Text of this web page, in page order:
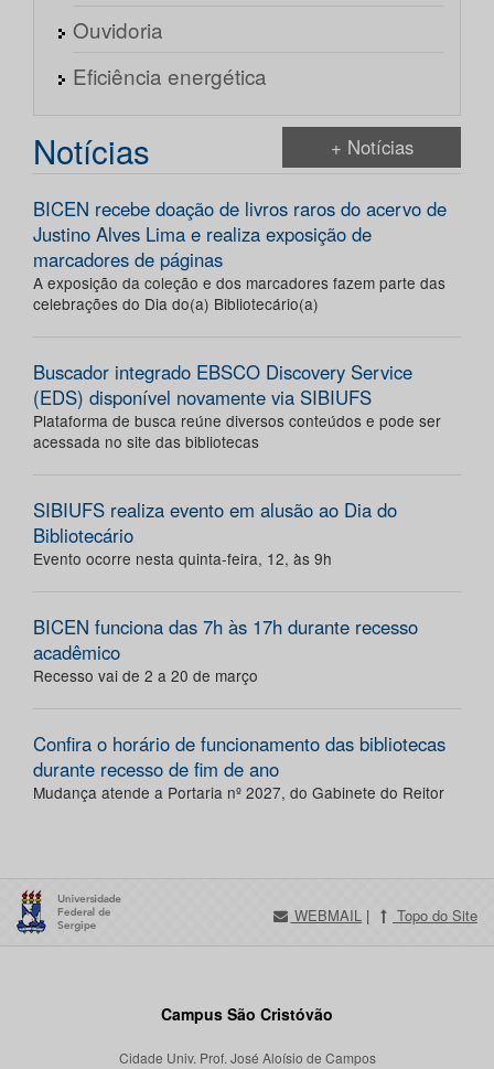
Ouvidoria
Eficiência energética
Notícias + Notícias
BICEN recebe doação de livros raros do acervo de
Justino Alves Lima e realiza exposição de
marcadores de páginas
A exposição da coleção e dos marcadores fazem parte das
celebrações do Dia do(a) Bibliotecário(a)
Buscador integrado EBSCO Discovery Service
(EDS) disponível novamente via SIBIUFS
Plataforma de busca reúne diversos conteúdos e pode ser
acessada no site das bibliotecas
SIBIUFS realiza evento em alusão ao Dia do
Bibliotecário
Evento ocorre nesta quinta-feira, 12, às 9h
BICEN funciona das 7h às 17h durante recesso
acadêmico
Recesso vai de 2 a 20 de março
Confira o horário de funcionamento das bibliotecas
durante recesso de fim de ano
Mudança atende a Portaria nº 2027, do Gabinete do Reitor
WEBMAIL | Topo do Site
Campus São Cristóvão
Cidade Univ. Prof. José Aloísio de Campos